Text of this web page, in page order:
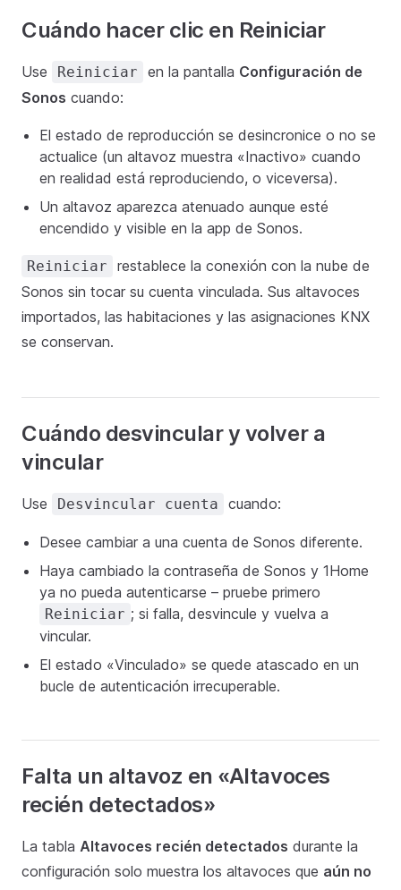
Cuándo hacer clic en Reiniciar
Use Reiniciar en la pantalla Configuración de
Sonos cuando:
El estado de reproducción se desincronice o no se
actualice (un altavoz muestra «Inactivo» cuando
en realidad está reproduciendo, o viceversa).
Un altavoz aparezca atenuado aunque esté
encendido y visible en la app de Sonos.
Reiniciar
restablece la conexión con la nube de
Sonos sin tocar su cuenta vinculada. Sus altavoces
importados, las habitaciones y las asignaciones KNX
se conservan.
Cuándo desvincular y volver a
vincular
Use Desvincular cuenta cuando:
Desee cambiar a una cuenta de Sonos diferente.
Haya cambiado la contraseña de Sonos y 1Home
ya no pueda autenticarse – pruebe primero
Reiniciar ; si falla, desvincule y vuelva a
vincular.
El estado «Vinculado» se quede atascado en un
bucle de autenticación irrecuperable.
Falta un altavoz en «Altavoces
recién detectados»
La tabla Altavoces recién detectados durante la
configuración solo muestra los altavoces que aún no